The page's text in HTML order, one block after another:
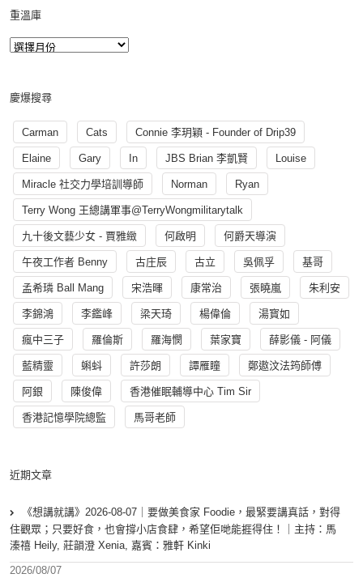
重溫庫
慶爆搜尋
Carman Cats Connie 李玥穎 - Founder of Drip39
Elaine Gary In JBS Brian 李凱賢 Louise
Miracle 社交力學培訓導師 Norman Ryan
Terry Wong 王總講軍事@TerryWongmilitarytalk
九十後文藝少女 - 賈雅緻 何啟明 何爵天導演
午夜工作者 Benny 古庄辰 古立 吳佩孚 基哥
孟希璘 Ball Mang 宋浩暉 康常治 張曉嵐 朱利安
李錦鴻 李鑑峰 梁天琦 楊偉倫 湯寳如
瘋中三子 羅倫斯 羅海憫 葉家寶 薛影儀 - 阿儀
藍精靈 蝌蚪 許莎朗 譚雁瞳 鄭遨汶法筠師傅
阿銀 陳俊偉 香港催眠輔導中心 Tim Sir
香港記憶學院總監 馬哥老師
近期文章
《想講就講》2026-08-07｜要做美食家 Foodie，最緊要講真話，對得
住觀眾；只要好食，也會撐小店食肆，希望佢哋能捱得住！｜主持：馬
溱禧 Heily, 莊韻澄 Xenia, 嘉賓：雅軒 Kinki
2026/08/07